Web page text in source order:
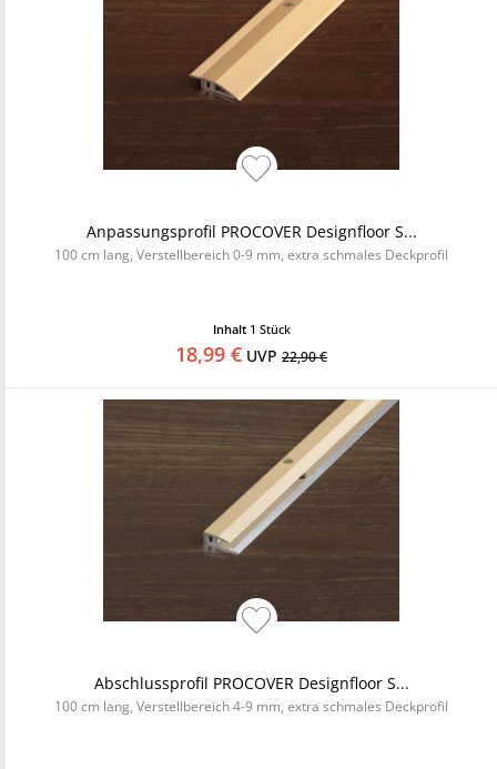
Anpassungsprofil PROCOVER Designfloor S...
100 cm lang, Verstellbereich 0-9 mm, extra schmales Deckprofil
Inhalt 1 Stück
18,99 € UVP 22,90 €
Abschlussprofil PROCOVER Designfloor S...
100 cm lang, Verstellbereich 4-9 mm, extra schmales Deckprofil